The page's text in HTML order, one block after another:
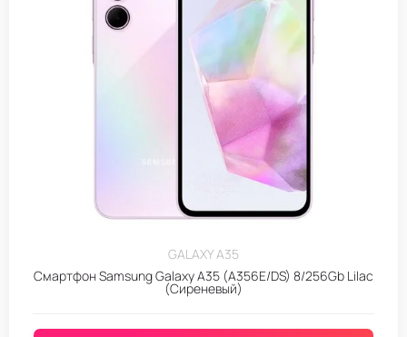
GALAXY A35
Смартфон Samsung Galaxy A35 (A356E/DS) 8/256Gb Lilac
(Сиреневый)